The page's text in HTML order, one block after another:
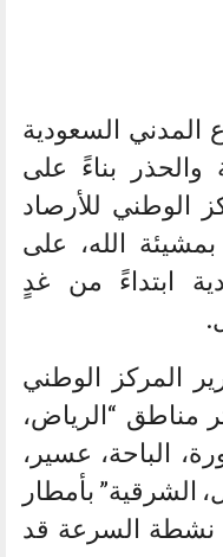
المدني السعودية
بناءً على
الوطني للأرصاد
الله، على
ابتداءً من غدٍ
المركز الوطني
مناطق “الرياض،
الباحة، عسير،
الشرقية” بأمطار
نشطة السرعة قد